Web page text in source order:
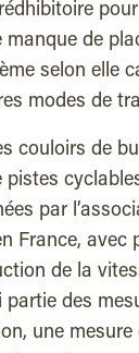
de
selon elle
modes de
couloirs de
pistes
par
France, avec
de la
des
une